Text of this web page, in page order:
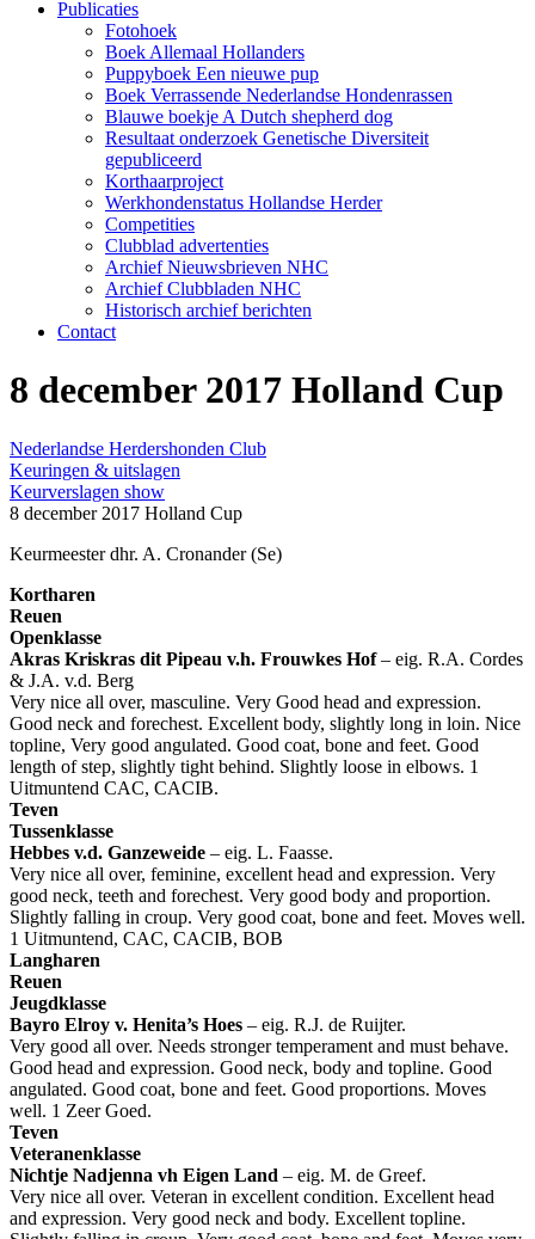
Publicaties
Fotohoek
Boek Allemaal Hollanders
Puppyboek Een nieuwe pup
Boek Verrassende Nederlandse Hondenrassen
Blauwe boekje A Dutch shepherd dog
Resultaat onderzoek Genetische Diversiteit
gepubliceerd
Korthaarproject
Werkhondenstatus Hollandse Herder
Competities
Clubblad advertenties
Archief Nieuwsbrieven NHC
Archief Clubbladen NHC
Historisch archief berichten
Contact
8 december 2017 Holland Cup
Nederlandse Herdershonden Club
Keuringen & uitslagen
Keurverslagen show
8 december 2017 Holland Cup
Keurmeester dhr. A. Cronander (Se)
Kortharen
Reuen
Openklasse
Akras Kriskras dit Pipeau v.h. Frouwkes Hof– eig. R.A. Cordes
& J.A. v.d. Berg
Very nice all over, masculine. Very Good head and expression.
Good neck and forechest. Excellent body, slightly long in loin. Nice
topline, Very good angulated. Good coat, bone and feet. Good
length of step, slightly tight behind. Slightly loose in elbows. 1
Uitmuntend CAC, CACIB.
Teven
Tussenklasse
Hebbes v.d. Ganzeweide – eig. L. Faasse.
Very nice all over, feminine, excellent head and expression. Very
good neck, teeth and forechest. Very good body and proportion.
Slightly falling in croup. Very good coat, bone and feet. Moves well.
1 Uitmuntend, CAC, CACIB, BOB
Langharen
Reuen
Jeugdklasse
Bayro Elroy v. Henita’s Hoes – eig. R.J. de Ruijter.
Very good all over. Needs stronger temperament and must behave.
Good head and expression. Good neck, body and topline. Good
angulated. Good coat, bone and feet. Good proportions. Moves
well. 1 Zeer Goed.
Teven
Veteranenklasse
Nichtje Nadjenna vh Eigen Land – eig. M. de Greef.
Very nice all over. Veteran in excellent condition. Excellent head
and expression. Very good neck and body. Excellent topline.